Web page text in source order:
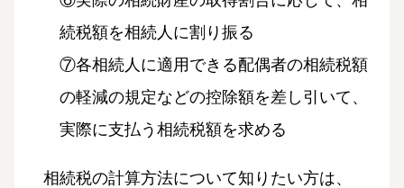
続税額を相続人に割り振る
⑦各相続人に適用できる配偶者の相続税額
の軽減の規定などの控除額を差し引いて、
実際に支払う相続税額を求める
相続税の計算方法について知りたい方は、